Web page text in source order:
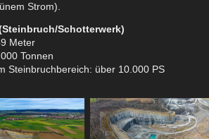
Strom).
Schotterwerk)
Meter
Tonnen
Steinbruchbereich: über 10.000 PS